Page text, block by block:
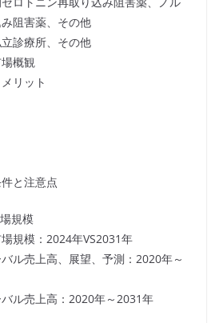
阻害薬、その他
診療所、その他
概観
リット
と注意点
規模
規模：2024年VS2031年
ル売上高、展望、予測：2020年～
ル売上高：2020年～2031年